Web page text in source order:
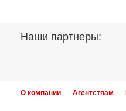
Наши партнеры:
О компании Агентствам